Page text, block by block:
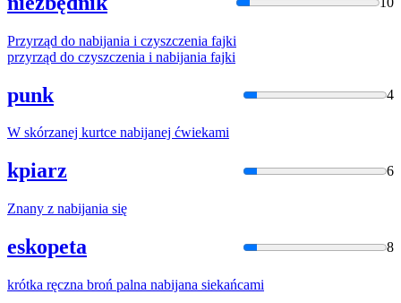
Przyrząd do nabijania i czyszczenia fajki
przyrząd do czyszczenia i nabijania fajki
punk 4
W skórzanej kurtce nabijanej ćwiekami
kpiarz 6
Znany z nabijania się
eskopeta 8
krótka ręczna broń palna nabijana siekańcami